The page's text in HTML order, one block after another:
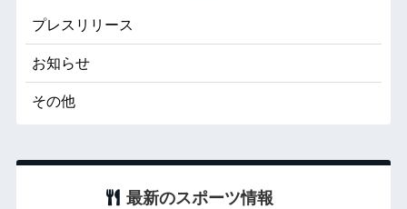
プレスリリース
お知らせ
その他
最新のスポーツ情報